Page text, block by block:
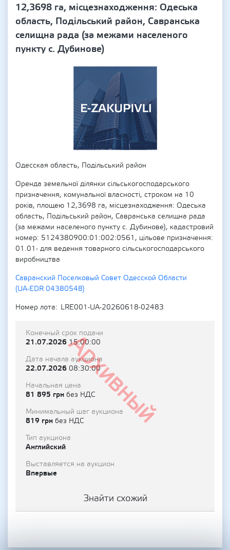
12,3698 га, місцезнаходження: Одеська
область, Подільський район, Савранська
селищна рада (за межами населеного
пункту с. Дубинове)
Одесская область, Подільський район
Оренда земельної ділянки сільськогосподарського
призначення, комунальної власності, строком на 10
років, площею 12,3698 га, місцезнаходження: Одеська
область, Подільський район, Савранська селищна рада
(за межами населеного пункту с. Дубинове), кадастровий
номер: 5124380900:01:002:0561, цільове призначення:
01.01- для ведення товарного сільськогосподарського
виробництва
Савранский Поселковый Совет Одесской Области
(UA-EDR 04380548)
Номер лота
LRE001-UA-20260618-02483
Архивный
Конечный срок подачи
21.07.202615:00:00
Дата начала аукциона
22.07.2026 08:30:00
Начальная цена
81 895 грн без НДС
Минимальный шаг аукциона
819 грн без НДС
Тип аукциона
Английский
Выставляется на аукцион
Впервые
Знайти схожий